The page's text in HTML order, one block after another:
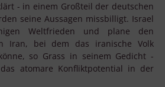
- in einem Großteil der deutschen
seine Aussagen missbilligt. Israel
Weltfrieden und plane den
Iran, bei dem das iranische Volk
so Grass in seinem Gedicht -
atomare Konfliktpotential in der